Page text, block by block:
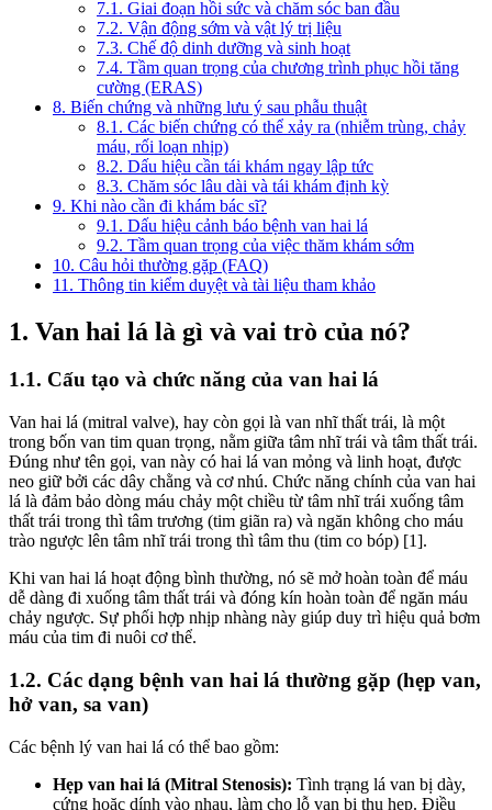
7.1. Giai đoạn hồi sức và chăm sóc ban đầu
7.2. Vận động sớm và vật lý trị liệu
7.3. Chế độ dinh dưỡng và sinh hoạt
7.4. Tầm quan trọng của chương trình phục hồi tăng
cường (ERAS)
8. Biến chứng và những lưu ý sau phẫu thuật
8.1. Các biến chứng có thể xảy ra (nhiễm trùng, chảy
máu, rối loạn nhịp)
8.2. Dấu hiệu cần tái khám ngay lập tức
8.3. Chăm sóc lâu dài và tái khám định kỳ
9. Khi nào cần đi khám bác sĩ?
9.1. Dấu hiệu cảnh báo bệnh van hai lá
9.2. Tầm quan trọng của việc thăm khám sớm
10. Câu hỏi thường gặp (FAQ)
11. Thông tin kiểm duyệt và tài liệu tham khảo
1. Van hai lá là gì và vai trò của nó?
1.1. Cấu tạo và chức năng của van hai lá
Van hai lá (mitral valve), hay còn gọi là van nhĩ thất trái, là một
trong bốn van tim quan trọng, nằm giữa tâm nhĩ trái và tâm thất trái.
Đúng như tên gọi, van này có hai lá van mỏng và linh hoạt, được
neo giữ bởi các dây chằng và cơ nhú. Chức năng chính của van hai
lá là đảm bảo dòng máu chảy một chiều từ tâm nhĩ trái xuống tâm
thất trái trong thì tâm trương (tim giãn ra) và ngăn không cho máu
trào ngược lên tâm nhĩ trái trong thì tâm thu (tim co bóp) [1].
Khi van hai lá hoạt động bình thường, nó sẽ mở hoàn toàn để máu
dễ dàng đi xuống tâm thất trái và đóng kín hoàn toàn để ngăn máu
chảy ngược. Sự phối hợp nhịp nhàng này giúp duy trì hiệu quả bơm
máu của tim đi nuôi cơ thể.
1.2. Các dạng bệnh van hai lá thường gặp (hẹp van,
hở van, sa van)
Các bệnh lý van hai lá có thể bao gồm:
Hẹp van hai lá (Mitral Stenosis): Tình trạng lá van bị dày,
cứng hoặc dính vào nhau, làm cho lỗ van bị thu hẹp. Điều